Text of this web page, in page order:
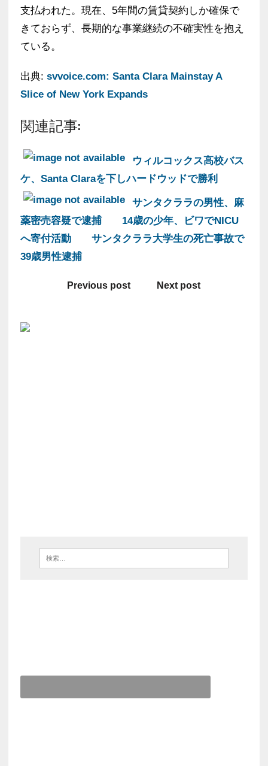
支払われた。現在、5年間の賃貸契約しか確保で
きておらず、長期的な事業継続の不確実性を抱え
ている。
出典: svvoice.com: Santa Clara Mainstay A
Slice of New York Expands
関連記事:
ウィルコックス高校バス
ケ、Santa Claraを下しハードウッドで勝利
サンタクララの男性、麻
薬密売容疑で逮捕
14歳の少年、ビワでNICU
へ寄付活動
サンタクララ大学生の死亡事故で
39歳男性逮捕
Previous post Next post